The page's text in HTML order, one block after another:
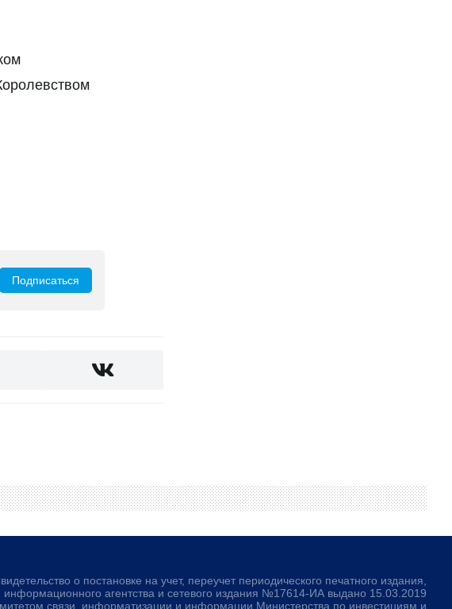
Подписаться
о постановке на учет, переучет периодического печатного издания,
информационного агентства и сетевого издания №17614-ИА выдано 15.03.2019
связи, информатизации и информации Министерства по инвестициям и